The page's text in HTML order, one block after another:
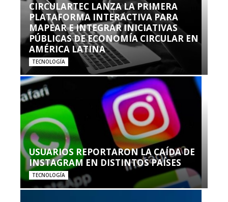
CIRCULARTEC LANZA LA PRIMERA
PLATAFORMA INTERACTIVA PARA
MAPEAR E INTEGRAR INICIATIVAS
PÚBLICAS DE ECONOMÍA CIRCULAR EN
AMÉRICA LATINA
TECNOLOGÍA
USUARIOS REPORTARON LA CAÍDA DE
INSTAGRAM EN DISTINTOS PAÍSES
TECNOLOGÍA